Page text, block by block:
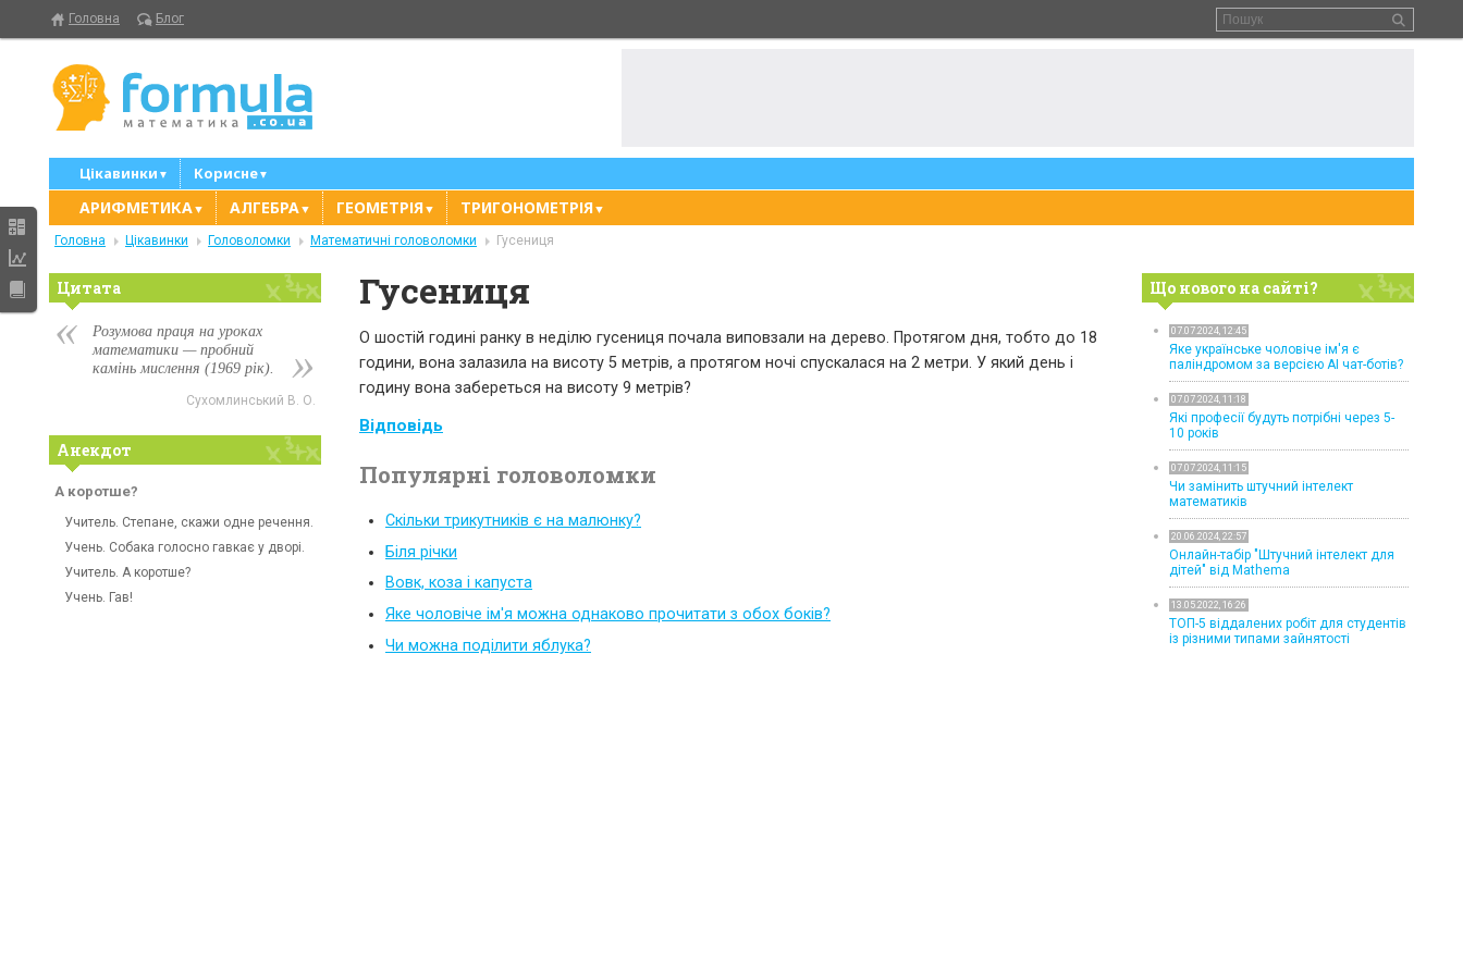
Головна Блог
Цікавинки ▼ Корисне▼
АРИФМЕТИКА▼ АЛГЕБРА▼ ГЕОМЕТРІЯ▼ ТРИГОНОМЕТРІЯ▼
Головна Цікавинки Головоломки Математичні головоломки Гусениця
Цитата
Розумова праця на уроках
математики — пробний
камінь мислення (1969 рік).
Сухомлинський В. О.
Анекдот
А коротше?
Учитель. Степане, скажи одне речення.
Учень. Собака голосно гавкає у дворі.
Учитель. А коротше?
Учень. Гав!
Що нового на сайті?
07.07.2024, 12:45
Яке українське чоловіче ім'я є
паліндромом за версією AI чат-ботів?
07.07.2024, 11:18
Які професії будуть потрібні через 5-
10 років
07.07.2024, 11:15
Чи замінить штучний інтелект
математиків
20.06.2024, 22:57
Онлайн-табір "Штучний інтелект для
дітей" від Mathema
13.05.2022, 16:26
ТОП-5 віддалених робіт для студентів
із різними типами зайнятості
Гусениця
О шостій годині ранку в неділю гусениця почала виповзали на дерево. Протягом дня, тобто до 18
години, вона залазила на висоту 5 метрів, а протягом ночі спускалася на 2 метри. У який день і
годину вона забереться на висоту 9 метрів?
Відповідь
Популярні головоломки
Скільки трикутників є на малюнку?
Біля річки
Вовк, коза і капуста
Яке чоловіче ім'я можна однаково прочитати з обох боків?
Чи можна поділити яблука?